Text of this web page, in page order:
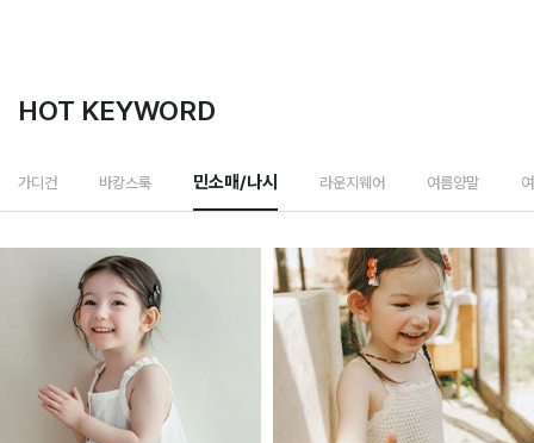
HOT KEYWORD
가디건 바캉스룩 민소매/나시 라운지웨어 여름양말